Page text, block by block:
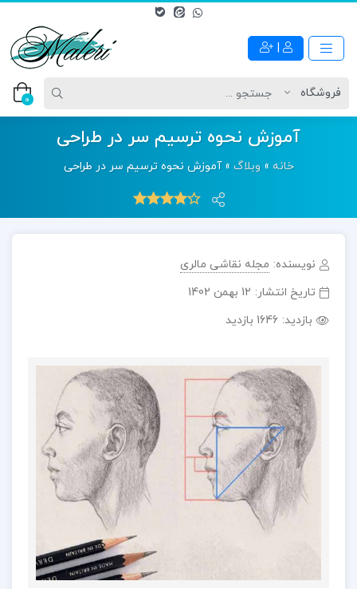
0
آموزش نحوه ترسیم سر در طراحی
خانه »وبلاگ »آموزش نحوه ترسیم سر در طراحی
نویسنده: مجله نقاشی مالری
تاریخ انتشار: 12 بهمن 1402
بازدید: 1646 بازدید